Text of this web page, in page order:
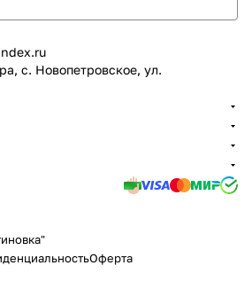
с. Новопетровское, ул.
Оферта